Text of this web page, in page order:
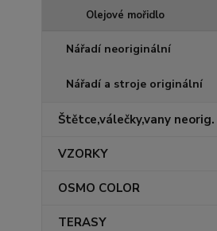
Olejové mořidlo
Nářadí neoriginální
Nářadí a stroje originální
Štětce,válečky,vany neorig.
VZORKY
OSMO COLOR
TERASY